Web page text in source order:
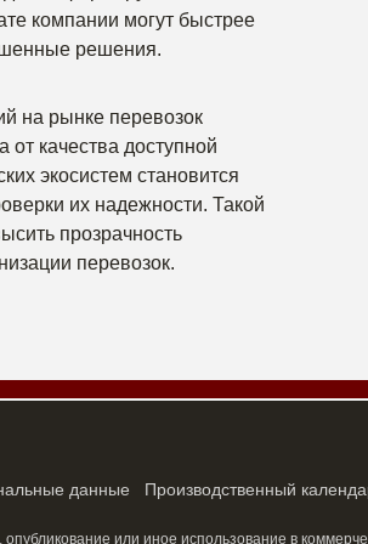
компании могут быстрее
решения.
на рынке перевозок
от качества доступной
экосистем становится
их надежности. Такой
прозрачность
перевозок.
данные Производственный
или иное использование в